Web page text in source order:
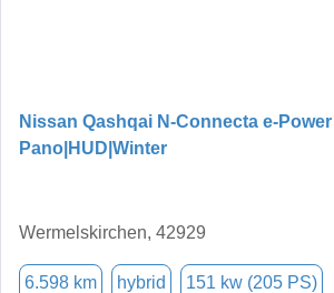
Nissan Qashqai N-Connecta e-Power
Pano|HUD|Winter
Wermelskirchen, 42929
6.598 km hybrid 151 kw (205 PS)